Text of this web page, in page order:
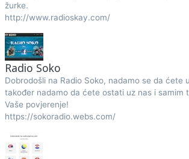
žurke.
http://www.radioskay.com/
Radio Soko
Dobrodošli na Radio Soko, nadamo se da ćete
također nadamo da ćete ostati uz nas i samim
Vaše povjerenje!
https://sokoradio.webs.com/